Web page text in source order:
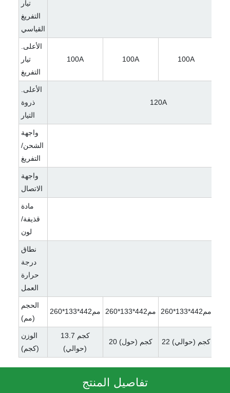
تيار
التفريغ
القياسي
الأعلى.
تيار
التفريغ
100A 100A 100A
الأعلى.
ذروة
التيار
120A
واجهة
الشحن/
التفريغ
واجهة
الاتصال
مادة
قذيفة/
لون
نطاق
درجة
حرارة
العمل
الحجم
(مم)
مم442*133*260 مم442*133*260 مم442*133*260
الوزن
(كجم)
13.7 كجم
(حوالي)
20 كجم (حول) 22 كجم (حوالي)
تفاصيل المنتج